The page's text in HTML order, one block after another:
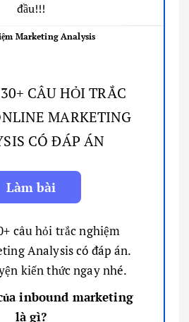
đầu!!!
Marketing Analysis
CÂU HỎI TRẮC
MARKETING
CÓ ĐÁP ÁN
câu hỏi trắc nghiệm
Analysis có đáp án.
kiến thức ngay nhé.
inbound marketing
là gì?